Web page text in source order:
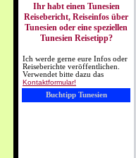
Ihr habt einen Tunesien
Reisebericht, Reiseinfos über
Tunesien oder eine speziellen
Tunesien Reisetipp?
Ich werde gerne eure Infos oder
Reiseberichte veröffentlichen.
Verwendet bitte dazu das
Kontaktformular!
Buchtipp Tunesien